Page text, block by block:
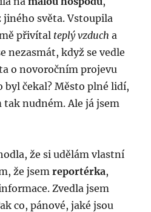
světa. Vstoupila
přivítal teplý vzduch a
nezasmát, když se vedle
o novoročním projevu
byl čekal? Město plné lidí,
tak nudném. Ale já jsem
že si udělám vlastní
že jsemreportérka,
Zvedla jsem
co, pánové, jaké jsou